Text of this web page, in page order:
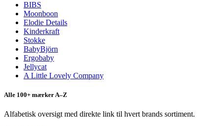
BIBS
Moonboon
Elodie Details
Kinderkraft
Stokke
BabyBjörn
Ergobaby
Jellycat
A Little Lovely Company
Alle 100+ mærker A–Z
Alfabetisk oversigt med direkte link til hvert brands sortiment.